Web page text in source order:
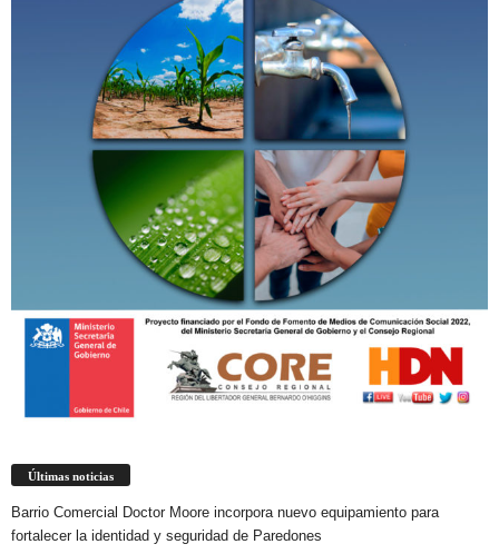
Últimas noticias
Barrio Comercial Doctor Moore incorpora nuevo equipamiento para
fortalecer la identidad y seguridad de Paredones